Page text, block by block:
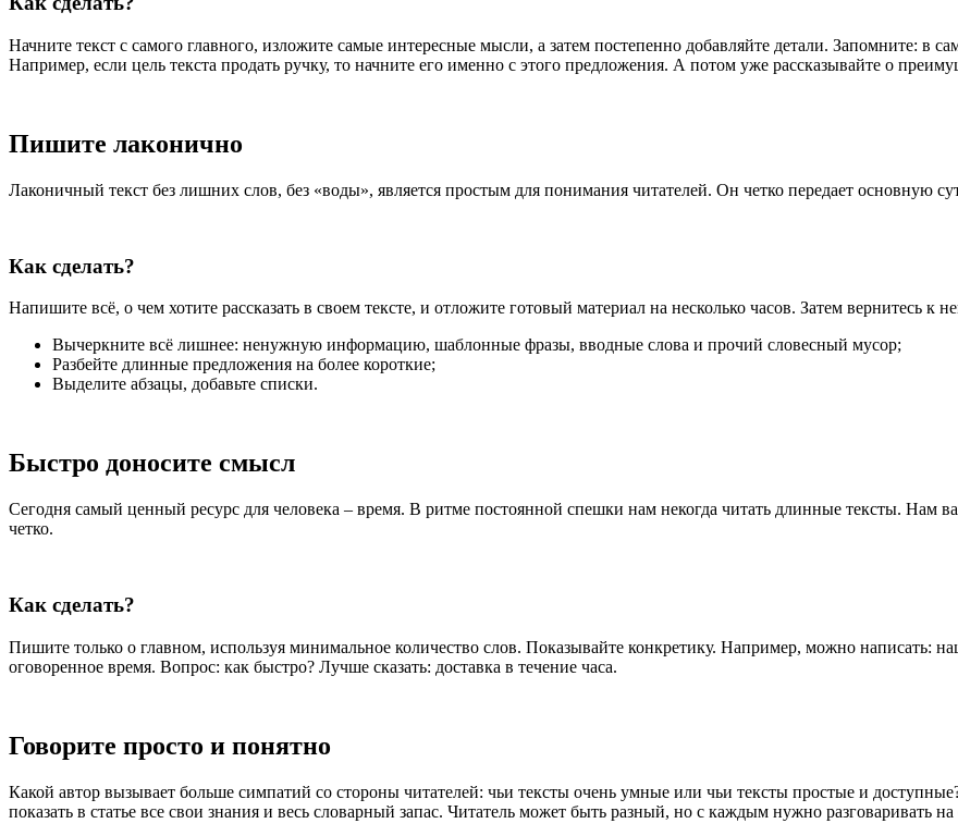
Начните текст с самого главного, изложите самые интересные мысли, а затем постепенно добавляйте детали. Запомните: в
Например, если цель текста продать ручку, то начните его именно с этого предложения. А потом уже рассказывайте о
Пишите лаконично
Лаконичный текст без лишних слов, без «воды», является простым для понимания читателей. Он четко передает основную
Как сделать?
Напишите всё, о чем хотите рассказать в своем тексте, и отложите готовый материал на несколько часов. Затем вернитесь к
Вычеркните всё лишнее: ненужную информацию, шаблонные фразы, вводные слова и прочий словесный мусор;
Разбейте длинные предложения на более короткие;
Выделите абзацы, добавьте списки.
Быстро доносите смысл
Сегодня самый ценный ресурс для человека – время. В ритме постоянной спешки нам некогда читать длинные тексты. Нам
четко.
Как сделать?
Пишите только о главном, используя минимальное количество слов. Показывайте конкретику. Например, можно написать:
оговоренное время. Вопрос: как быстро? Лучше сказать: доставка в течение часа.
Говорите просто и понятно
Какой автор вызывает больше симпатий со стороны читателей: чьи тексты очень умные или чьи тексты простые и
показать в статье все свои знания и весь словарный запас. Читатель может быть разный, но с каждым нужно разговаривать